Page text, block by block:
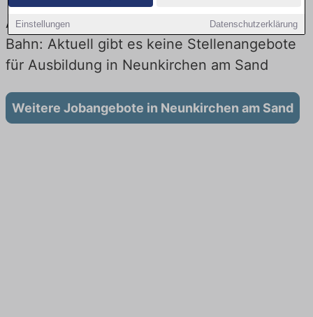
Einstellungen Datenschutzerklärung
Ausbildung in Neunkirchen am Sand bei der
Bahn: Aktuell gibt es keine Stellenangebote
für Ausbildung in Neunkirchen am Sand
Weitere Jobangebote in Neunkirchen am Sand